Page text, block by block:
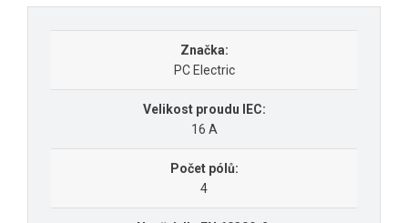
Značka:
PC Electric
Velikost proudu IEC:
16 A
Počet pólů:
4